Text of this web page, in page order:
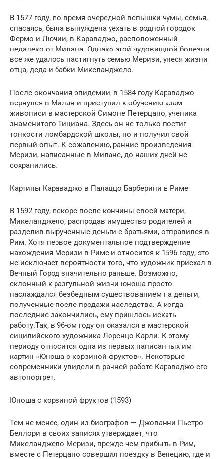
В 1577 году, во время очередной вспышки чумы, семья,
спасаясь, была вынуждена уехать в родной городок
Фермо и Лючии, в Караваджо, расположенный
недалеко от Милана. Однако этой чудовищной болезни
все же удалось настигнуть семью Меризи, унеся жизни
отца, деда и бабки Микеланджело.
После окончания эпидемии, в 1584 году Караваджо
вернулся в Милан и приступил к обучению азам
живописи в мастерской Симоне Петерцано, ученика
знаменитого Тициана. Здесь он не только постиг
тонкости ломбардской школы, но и получил свой
первый опыт. К сожалению, ранние произведения
Меризи, написанные в Милане, до наших дней не
сохранились.
Картины Караваджо в Палаццо Барберини в Риме
В 1592 году, вскоре после кончины своей матери,
Микеланджело, распродав имущество родителей и
разделив вырученные деньги с братьями, отправился в
Рим. Хотя первое документальное подтверждение
нахождения Меризи в Риме и относится к 1596 году, это
не исключает вероятности того, что художник приехал в
Вечный Город значительно раньше. Возможно,
склонный к разгульной жизни юноша просто
наслаждался безбедным существованием на деньги,
полученные после продажи наследства. А когда
последние закончились, ему пришлось искать
работу.Так, в 96-ом году он оказался в мастерской
сицилийского художника Лоренцо Карли. К этому
периоду относится одна из первых написанных им
картин «Юноша с корзиной фруктов». Некоторые
современники увидели в ранней работе Караваджо его
автопортрет.
Юноша с корзиной фруктов (1593)
Тем не менее, один из биографов — Джованни Пьетро
Беллори в своих записях утверждает, что
Микеланджело Меризи, прежде чем прибыть в Рим,
вместе с Петерцано совершил поездку в Венецию, где и